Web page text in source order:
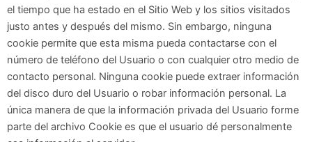
el tiempo que ha estado en el Sitio Web y los sitios visitados
justo antes y después del mismo. Sin embargo, ninguna
cookie permite que esta misma pueda contactarse con el
número de teléfono del Usuario o con cualquier otro medio de
contacto personal. Ninguna cookie puede extraer información
del disco duro del Usuario o robar información personal. La
única manera de que la información privada del Usuario forme
parte del archivo Cookie es que el usuario dé personalmente